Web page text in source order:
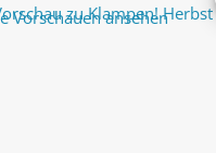
zu Klampen!
Vorschauen ansehen